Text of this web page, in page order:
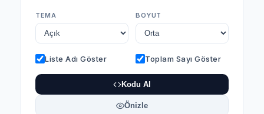
TEMA BOYUT
Liste Adı Göster Toplam Sayı Göster
Kodu Al
Önizle